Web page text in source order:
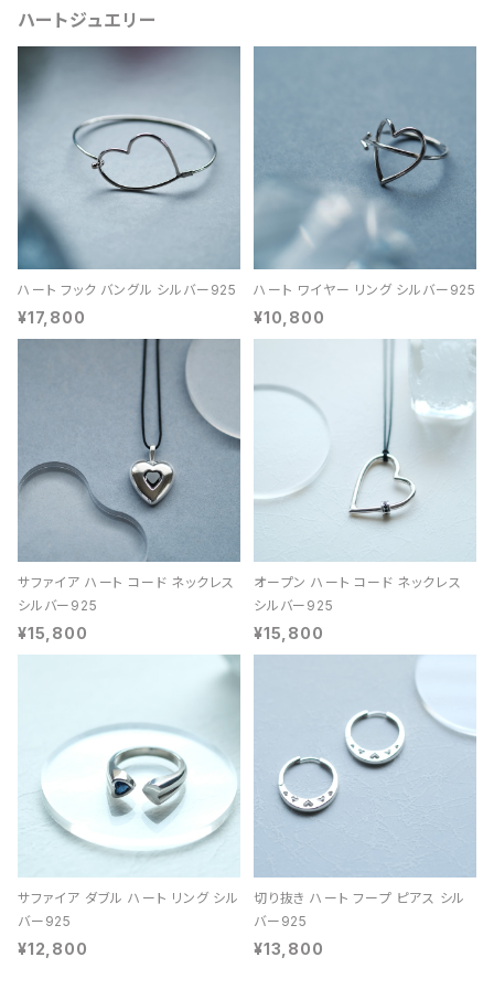
ハートジュエリー
ハート フック バングル シルバー925
¥17,800
ハート ワイヤー リング シルバー925
¥10,800
サファイア ハート コード ネックレス
シルバー925
¥15,800
オープン ハート コード ネックレス
シルバー925
¥15,800
サファイア ダブル ハート リング シル
バー925
¥12,800
切り抜き ハート フープ ピアス シル
バー925
¥13,800